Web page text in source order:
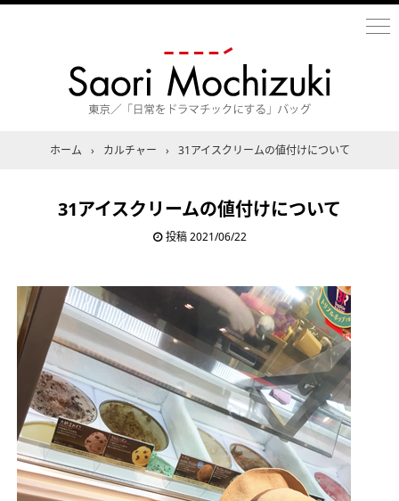
ホーム › カルチャー › 31アイスクリームの値付けについて
31アイスクリームの値付けについて
投稿2021/06/22